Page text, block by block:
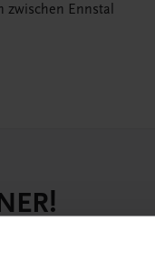
zwischen Ennstal